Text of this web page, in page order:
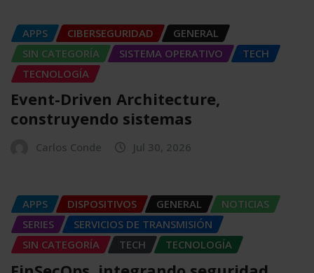
APPS CIBERSEGURIDAD
GENERAL
SIN CATEGORÍA
SISTEMA OPERATIVO
TECH
TECNOLOGÍA
Event-Driven Architecture,
construyendo sistemas
Carlos Conde Jul 30, 2026
APPS DISPOSITIVOS GENERAL
NOTICIAS
SERIES
SERVICIOS DE TRANSMISIÓN
SIN CATEGORÍA
TECH TECNOLOGÍA